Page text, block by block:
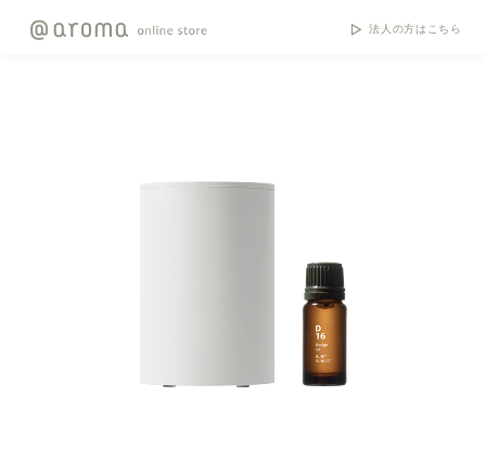
法人の方はこちら